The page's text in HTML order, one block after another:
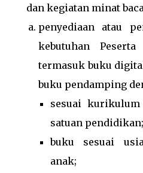
dan kegiatan minat
penyediaan atau
kebutuhan
termasuk buku
buku pendamping
sesuai
satuan pendidikan;
buku sesuai
anak;